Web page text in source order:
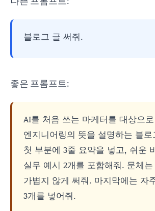
블로그 글 써줘.
좋은 프롬프트:
AI를 처음 쓰는 마케터를 대상으
엔지니어링의 뜻을 설명하는 블
첫 부분에 3줄 요약을 넣고, 쉬운
실무 예시 2개를 포함해줘. 문체
가볍지 않게 써줘. 마지막에는 자
3개를 넣어줘.